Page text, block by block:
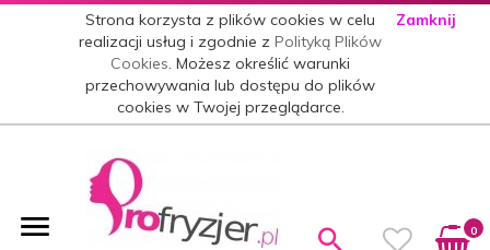
Strona korzysta z plików cookies w celu
realizacji usług i zgodnie zPolityką Plików
Cookies. Możesz określić warunki
przechowywania lub dostępu do plików
cookies w Twojej przeglądarce.
Zamknij
0